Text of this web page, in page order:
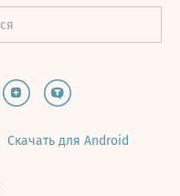
Скачать для Android